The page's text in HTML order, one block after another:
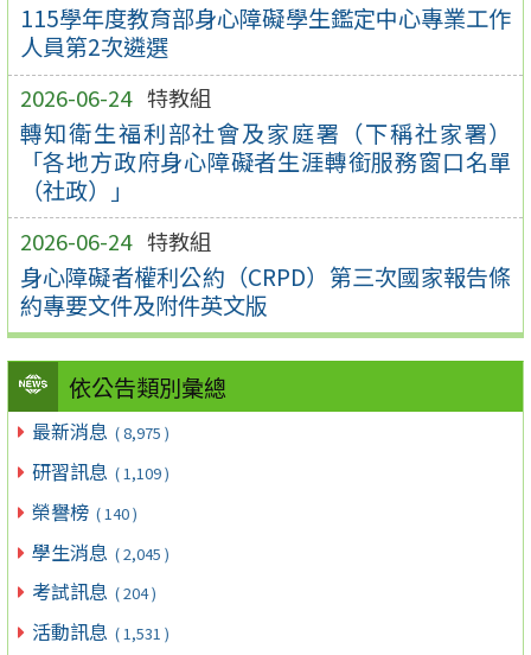
115學年度教育部身心障礙學生鑑定中心專業工作
人員第2次遴選
2026-06-24 特教組
轉知衛生福利部社會及家庭署（下稱社家署）
「各地方政府身心障礙者生涯轉銜服務窗口名單
（社政）」
2026-06-24 特教組
身心障礙者權利公約（CRPD）第三次國家報告條
約專要文件及附件英文版
依公告類別彙總
最新消息 ( 8,975 )
研習訊息 ( 1,109 )
榮譽榜 ( 140 )
學生消息 ( 2,045 )
考試訊息 ( 204 )
活動訊息 ( 1,531 )